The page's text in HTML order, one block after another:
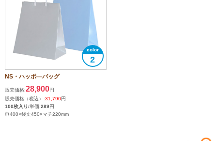
2
NS・ハッポ―バッグ
販売価格:28,900円
販売価格（税込）:31,790円
100枚入り/単価:289円
巾400×袋丈450×マチ220mm